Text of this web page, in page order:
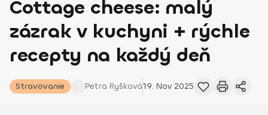
Cottage cheese: malý
zázrak v kuchyni + rýchle
recepty na každý deň
Stravovanie Petra Ryšková19. Nov 2025